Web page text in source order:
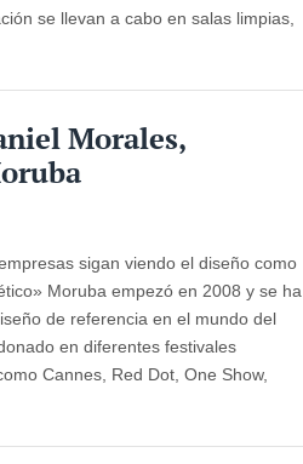
se llevan a cabo en salas limpias,
Morales,
sigan viendo el diseño como
Moruba empezó en 2008 y se ha
de referencia en el mundo del
en diferentes festivales
Cannes, Red Dot, One Show,